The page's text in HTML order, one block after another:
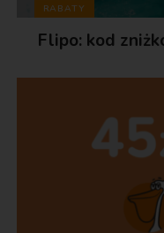
RABATY
Flipo: kod